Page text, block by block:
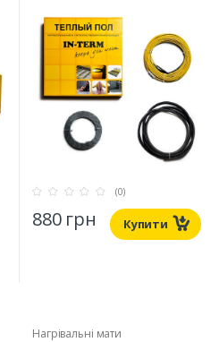
(0)
880 грн Купити
Нагрівальні мати